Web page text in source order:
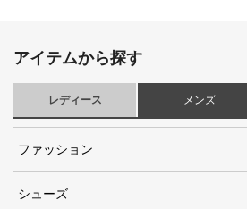
アイテムから探す
レディース メンズ
ファッション
シューズ